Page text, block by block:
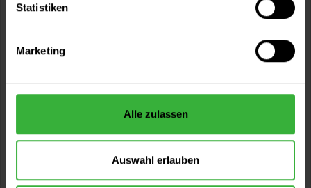
Statistiken
Marketing
Alle zulassen
Auswahl erlauben
Persönliche Beratung unter040 60 77 65 23